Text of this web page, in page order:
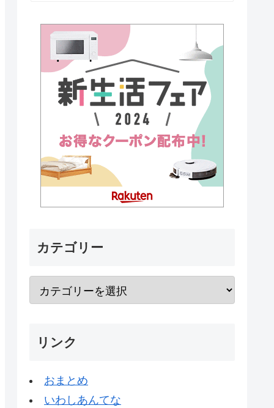
カテゴリー
リンク
おまとめ
いわしあんてな